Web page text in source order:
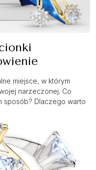
miejsce, w którym
narzeczonej. Co
sposób? Dlaczego warto